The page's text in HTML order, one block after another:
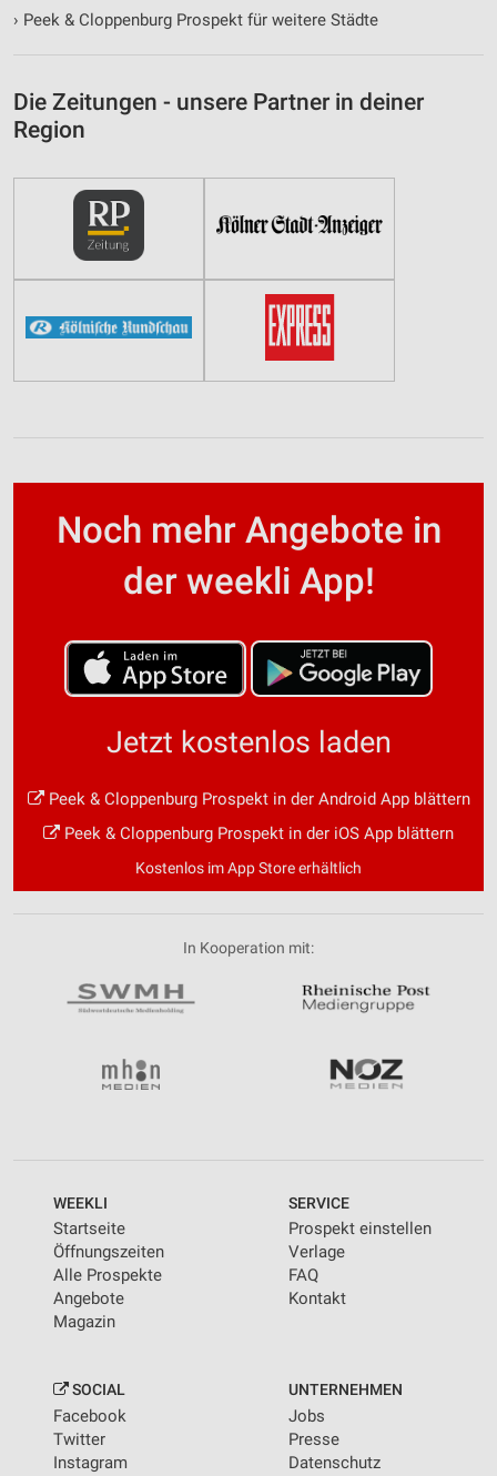
› Peek & Cloppenburg Prospekt für weitere Städte
Die Zeitungen - unsere Partner in deiner
Region
Noch mehr Angebote in
der weekli App!
Jetzt kostenlos laden
Peek & Cloppenburg Prospekt in der Android App blättern
Peek & Cloppenburg Prospekt in der iOS App blättern
Kostenlos im App Store erhältlich
In Kooperation mit:
WEEKLI
Startseite
Öffnungszeiten
Alle Prospekte
Angebote
Magazin
SERVICE
Prospekt einstellen
Verlage
FAQ
Kontakt
SOCIAL
Facebook
Twitter
Instagram
UNTERNEHMEN
Jobs
Presse
Datenschutz